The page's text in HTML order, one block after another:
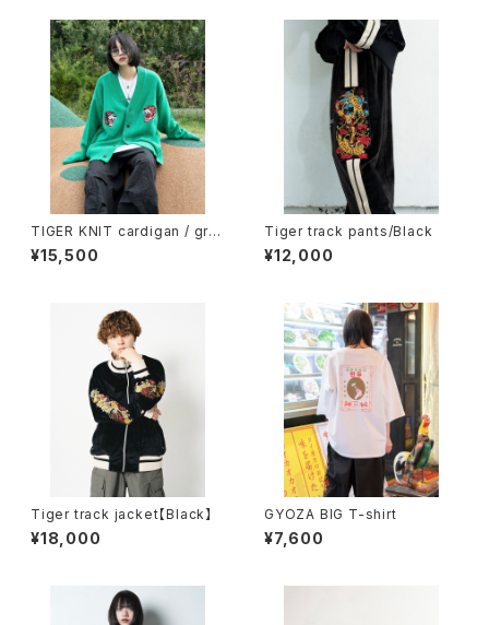
TIGER KNIT cardigan / gre
en
¥15,500
Tiger track pants/Black
¥12,000
Tiger track jacket【Black】
¥18,000
GYOZA BIG T-shirt
¥7,600